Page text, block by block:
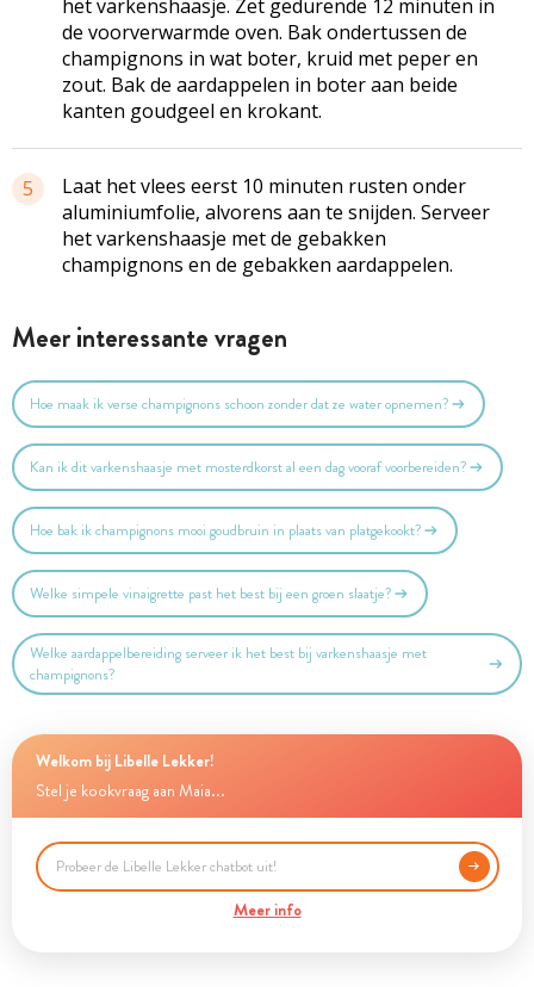
het varkenshaasje. Zet gedurende 12 minuten in
de voorverwarmde oven. Bak ondertussen de
champignons in wat boter, kruid met peper en
zout. Bak de aardappelen in boter aan beide
kanten goudgeel en krokant.
5
Laat het vlees eerst 10 minuten rusten onder
aluminiumfolie, alvorens aan te snijden. Serveer
het varkenshaasje met de gebakken
champignons en de gebakken aardappelen.
Meer interessante vragen
Hoe maak ik verse champignons schoon zonder dat ze water opnemen?
Kan ik dit varkenshaasje met mosterdkorst al een dag vooraf voorbereiden?
Hoe bak ik champignons mooi goudbruin in plaats van platgekookt?
Welke simpele vinaigrette past het best bij een groen slaatje?
Welke aardappelbereiding serveer ik het best bij varkenshaasje met
champignons?
Welkom bij Libelle Lekker!
Stel je kookvraag aan Maia...
Meer info